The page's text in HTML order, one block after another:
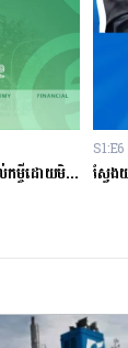
ស្វែងយល់បន្ថែមអំពីវិធីការពារខ្លួន ដើម្បីជៀសវាងពីការឆបោកតាមបច្ចេកវិទ្យាហិរញ្ញវត្ថុ!
S1:E1
តើបំ